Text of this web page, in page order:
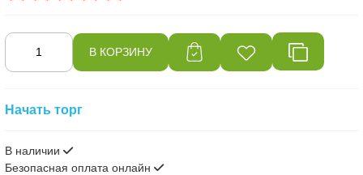
Начать торг
В наличии
Безопасная оплата онлайн